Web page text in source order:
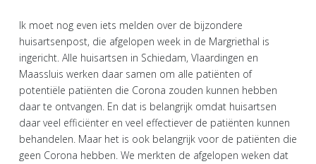
Ik moet nog even iets melden over de bijzondere
huisartsenpost, die afgelopen week in de Margriethal is
ingericht. Alle huisartsen in Schiedam, Vlaardingen en
Maassluis werken daar samen om alle patiënten of
potentiële patiënten die Corona zouden kunnen hebben
daar te ontvangen. En dat is belangrijk omdat huisartsen
daar veel efficiënter en veel effectiever de patiënten kunnen
behandelen. Maar het is ook belangrijk voor de patiënten die
geen Corona hebben. We merkten de afgelopen weken dat